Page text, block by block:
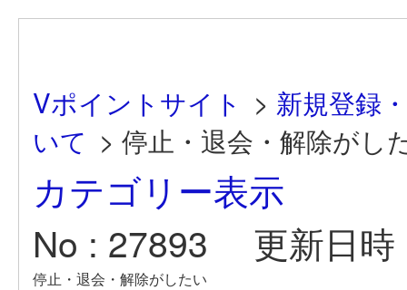
Vポイントサイト > 新規登録
いて > 停止・退会・解除がし
カテゴリー表示
No : 27893
更新日
停止・退会・解除がしたい